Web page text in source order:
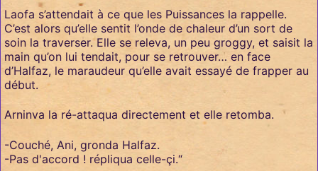
Laofa s’attendait à ce que les Puissances la rappelle.
C’est alors qu’elle sentit l’onde de chaleur d’un sort de
soin la traverser. Elle se releva, un peu groggy, et saisit la
main qu’on lui tendait, pour se retrouver… en face
d’Halfaz, le maraudeur qu’elle avait essayé de frapper au
début.
Arninva la ré-attaqua directement et elle retomba.
-Couché, Ani, gronda Halfaz.
-Pas d'accord ! répliqua celle-çi.“